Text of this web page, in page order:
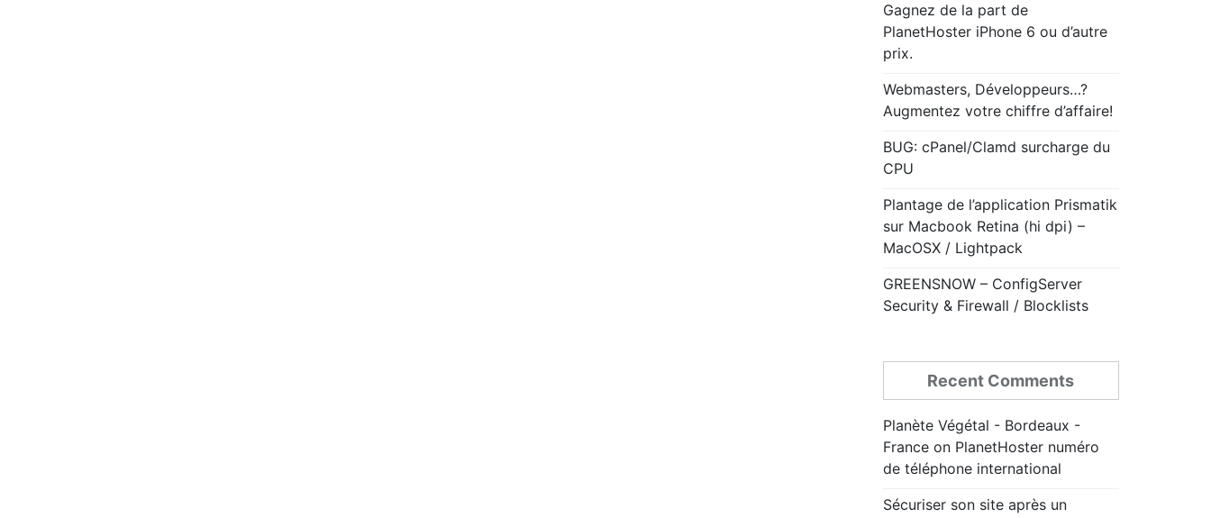
Gagnez de la part de
PlanetHoster iPhone 6 ou d’autre
prix.
Webmasters, Développeurs…?
Augmentez votre chiffre d’affaire!
BUG: cPanel/Clamd surcharge du
CPU
Plantage de l’application Prismatik
sur Macbook Retina (hi dpi) –
MacOSX / Lightpack
GREENSNOW – ConfigServer
Security & Firewall / Blocklists
Recent Comments
Planète Végétal - Bordeaux -
Franceon PlanetHoster numéro
de téléphone international
Sécuriser son site après un